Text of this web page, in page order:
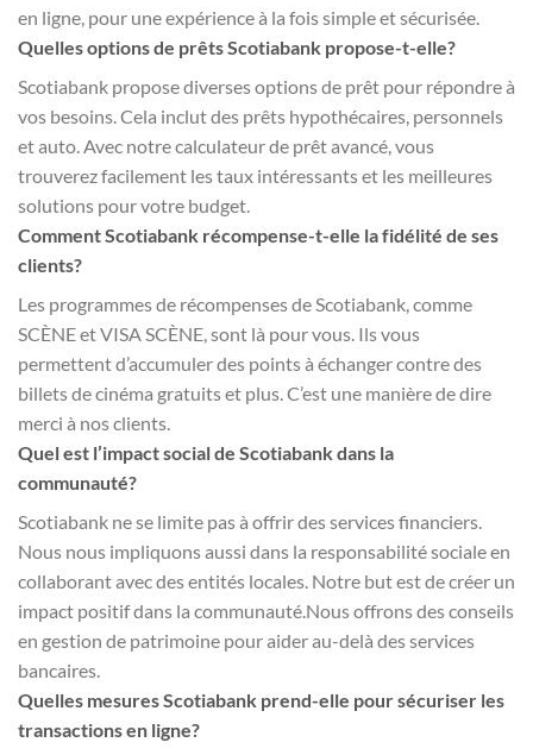
en ligne, pour une expérience à la fois simple et sécurisée.
Quelles options de prêts Scotiabank propose-t-elle?
Scotiabank propose diverses options de prêt pour répondre à
vos besoins. Cela inclut des prêts hypothécaires, personnels
et auto. Avec notre calculateur de prêt avancé, vous
trouverez facilement les taux intéressants et les meilleures
solutions pour votre budget.
Comment Scotiabank récompense-t-elle la fidélité de ses
clients?
Les programmes de récompenses de Scotiabank, comme
SCÈNE et VISA SCÈNE, sont là pour vous. Ils vous
permettent d’accumuler des points à échanger contre des
billets de cinéma gratuits et plus. C’est une manière de dire
merci à nos clients.
Quel est l’impact social de Scotiabank dans la
communauté?
Scotiabank ne se limite pas à offrir des services financiers.
Nous nous impliquons aussi dans la responsabilité sociale en
collaborant avec des entités locales. Notre but est de créer un
impact positif dans la communauté.Nous offrons des conseils
en gestion de patrimoine pour aider au-delà des services
bancaires.
Quelles mesures Scotiabank prend-elle pour sécuriser les
transactions en ligne?